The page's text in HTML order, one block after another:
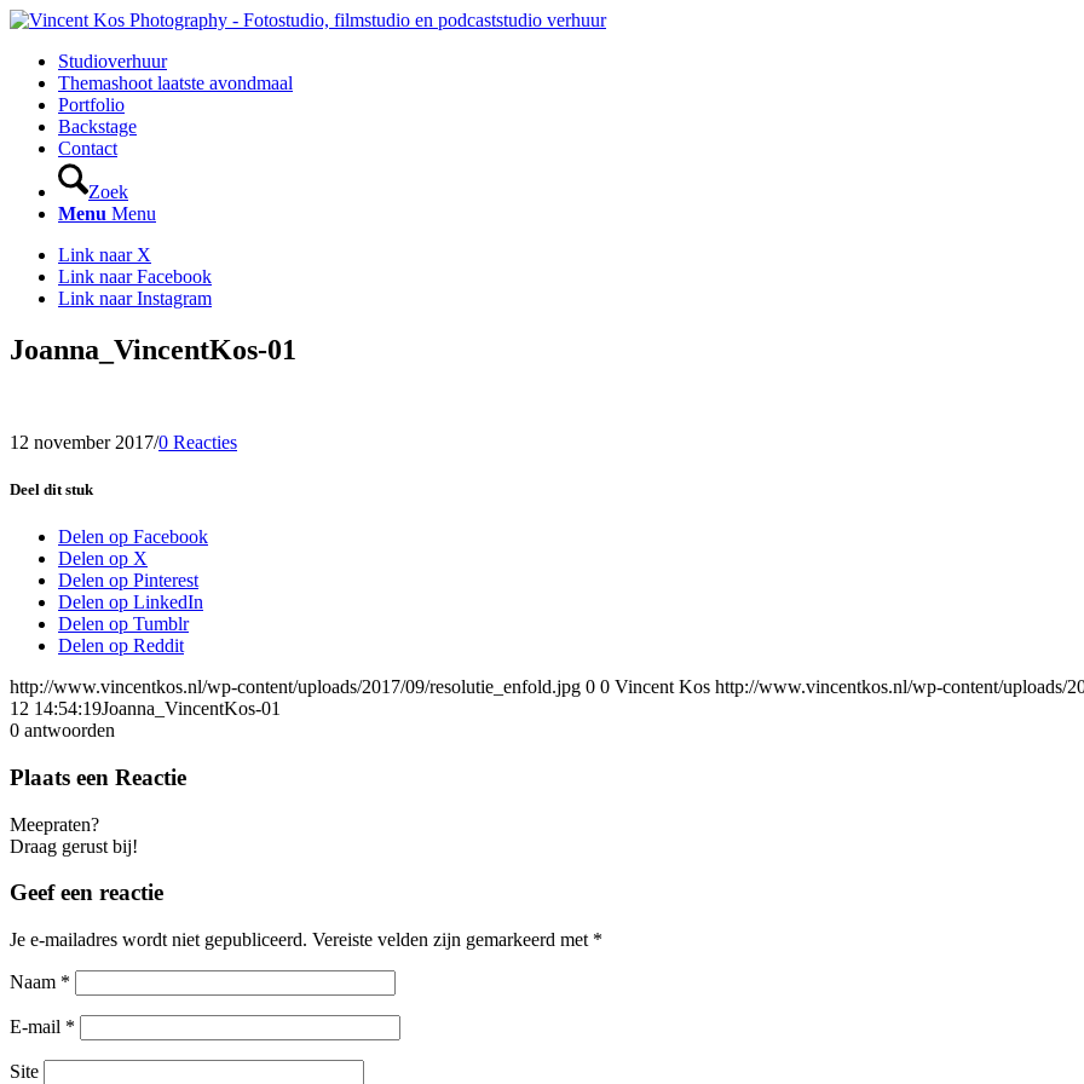
Studioverhuur
Themashoot laatste avondmaal
Portfolio
Backstage
Contact
Zoek
Menu Menu
Link naar X
Link naar Facebook
Link naar Instagram
Joanna_VincentKos-01
12 november 2017/0 Reacties
Deel dit stuk
Delen op Facebook
Delen op X
Delen op Pinterest
Delen op LinkedIn
Delen op Tumblr
Delen op Reddit
http://www.vincentkos.nl/wp-content/uploads/2017/09/resolutie_enfold.jpg 0 0 Vincent Kos http://www.vincentkos.nl/wp-content/uploads/
12 14:54:19Joanna_VincentKos-01
0 antwoorden
Plaats een Reactie
Meepraten?
Draag gerust bij!
Geef een reactie
Je e-mailadres wordt niet gepubliceerd. Vereiste velden zijn gemarkeerd met *
Naam *
E-mail *
Site